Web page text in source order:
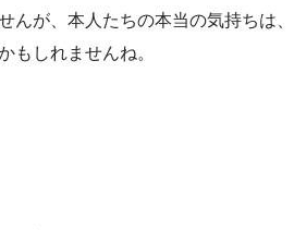
んが、本人たちの本当の気持ちは、
もしれませんね。